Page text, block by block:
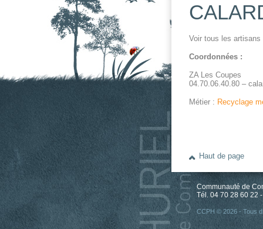
Voir tous les
Coordonnées :
ZA Les Coupes
04.70.06.40.80 –
Métier : Recyclage
Haut de page
Communauté de
Tél. 04 70 28 60 22
CCPH © 2026 - Tous